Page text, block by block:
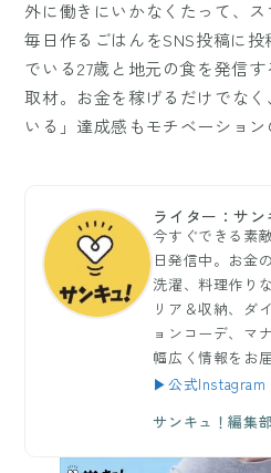
外に働きにいかなくたって、ス
毎日作るごはんをSNS投稿に
でいる27歳と地元の食を発信
取材。お金を稼げるだけでな
いる」達成感もモチベーション
ライター：サ
今すぐできる素
日発信中。お金
洗濯、料理作り
リア＆収納、ダ
ョンコーデ、マ
幅広く情報をお
▶公式Instagram
サンキュ！編集